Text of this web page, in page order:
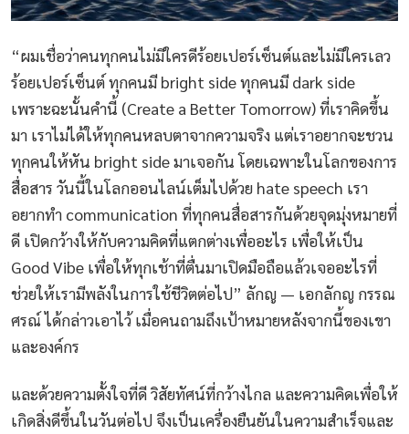
“ผมเชื่อว่าคนทุกคนไม่มีใครดีร้อยเปอร์เซ็นต์และไม่มีใครเลว
ร้อยเปอร์เซ็นต์ ทุกคนมี bright side ทุกคนมี dark side
เพราะฉะนั้นคำนี้ (Create a Better Tomorrow) ที่เราคิดขึ้น
มา เราไม่ได้ให้ทุกคนหลบตาจากความจริง แต่เราอยากจะชวน
ทุกคนให้หัน bright side มาเจอกัน โดยเฉพาะในโลกของการ
สื่อสาร วันนี้ในโลกออนไลน์เต็มไปด้วย hate speech เรา
อยากทำ communication ที่ทุกคนสื่อสารกันด้วยจุดมุ่งหมายที่
ดี เปิดกว้างให้กับความคิดที่แตกต่างเพื่ออะไร เพื่อให้เป็น
Good Vibe เพื่อให้ทุกเช้าที่ตื่นมาเปิดมือถือแล้วเจออะไรที่
ช่วยให้เรามีพลังในการใช้ชีวิตต่อไป” ลักญ — เอกลักญ กรรณ
ศรณ์ ได้กล่าวเอาไว้ เมื่อคนถามถึงเป้าหมายหลังจากนี้ของเขา
และองค์กร
และด้วยความตั้งใจที่ดี วิสัยทัศน์ที่กว้างไกล และความคิดเพื่อให้
เกิดสิ่งดีขึ้นในวันต่อไป จึงเป็นเครื่องยืนยันในความสำเร็จและ